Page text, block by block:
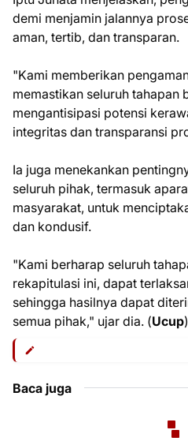
demi menjamin jalannya
aman, tertib, dan transparan.
"Kami memberikan
memastikan seluruh tahapan
mengantisipasi potensi
integritas dan transparansi
Ia juga menekankan
seluruh pihak, termasuk
masyarakat, untuk
dan kondusif.
"Kami berharap seluruh
rekapitulasi ini, dapat
sehingga hasilnya dapat
semua pihak," ujar dia. (Ucup)
Baca juga